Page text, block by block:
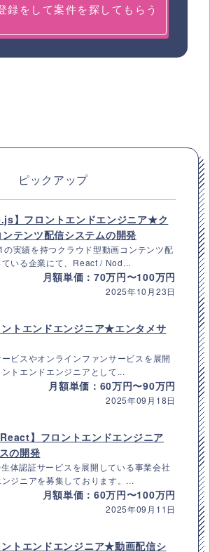
録をして案件を探してもらう
ピックアップ
】フロントエンドエンジニア★ク
テンツ配信システムの開発
の実績を持つクラウド型動画コンテンツ配
いる企業にて、React / Nod...
月額単価：70万円〜100万円
2025年10月23日
ントエンドエンジニア★エンタメサ
ビスやオンラインファンサービスを展開
トエンドエンジニアとして...
月額単価：60万円〜90万円
2025年09月18日
】フロントエンドエンジニア
の開発
体認証サービスを展開している事業会社
ジニアを募集しております。...
月額単価：60万円〜100万円
2025年09月11日
ントエンドエンジニア★動画配信シ